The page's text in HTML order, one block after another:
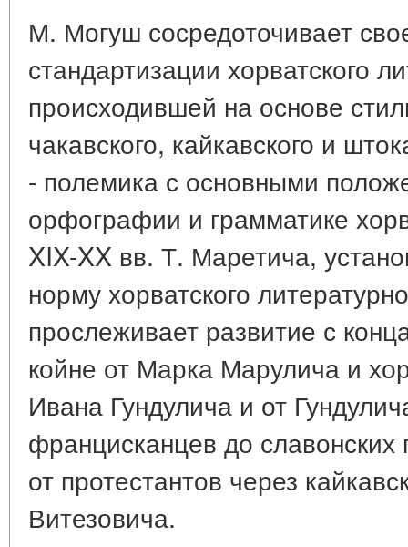
М. Могуш сосредоточивает
стандартизации хорватского
происходившей на основе
чакавского, кайкавского и
- полемика с основными
орфографии и грамматике
XIX-XX вв. Т. Маретича,
норму хорватского
прослеживает развитие с
койне от Марка Марулича и
Ивана Гундулича и от
францисканцев до славонских
от протестантов через
Витезовича.